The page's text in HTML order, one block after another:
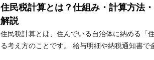
住民税計算とは？仕組み・計算方法
解説
住民税計算とは、住んでいる自治体に納める「
る考え方のことです。 給与明細や納税通知書